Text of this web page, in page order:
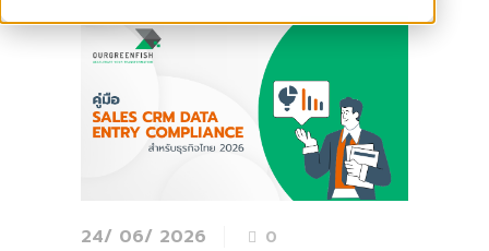
24/ 06/ 2026
0